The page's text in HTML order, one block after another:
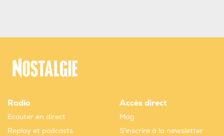
Radio
Ecouter en direct
Replay et podcasts
Accès direct
Mag
S'inscrire à la newsletter